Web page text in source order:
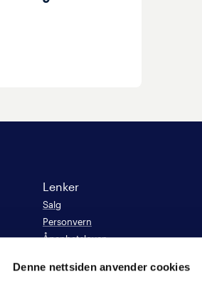
Denne nettsiden anvender cookies
Lenker
Salg
Personvern
Åpenhetsloven
Populære sider